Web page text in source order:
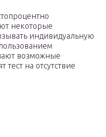
некоторые
индивидуальную
возможные
тест на отсутствие